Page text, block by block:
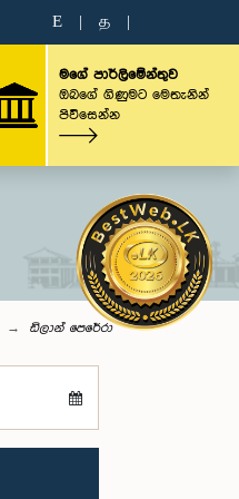
E த
මගේ පාර්ලිමේන්තුව
ඔබගේ ගිණුමට මෙතැනින්
පිවිසෙන්න
ඩිලාන් පෙරේරා